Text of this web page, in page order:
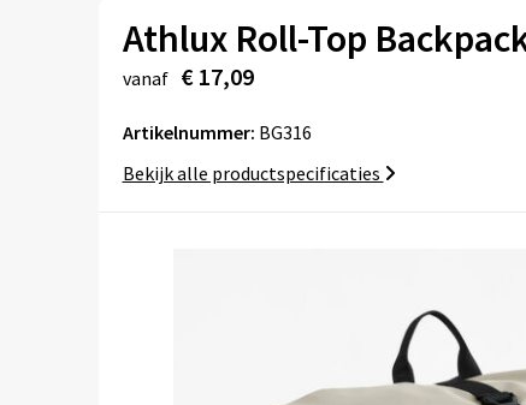
Athlux Roll-Top
vanaf € 17,09
Artikelnummer: BG316
Bekijk alle productspecificaties